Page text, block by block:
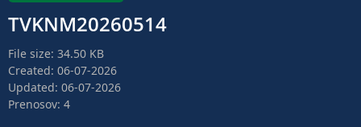
TVKNM20260514
File size: 34.50 KB
Created: 06-07-2026
Updated: 06-07-2026
Prenosov: 4